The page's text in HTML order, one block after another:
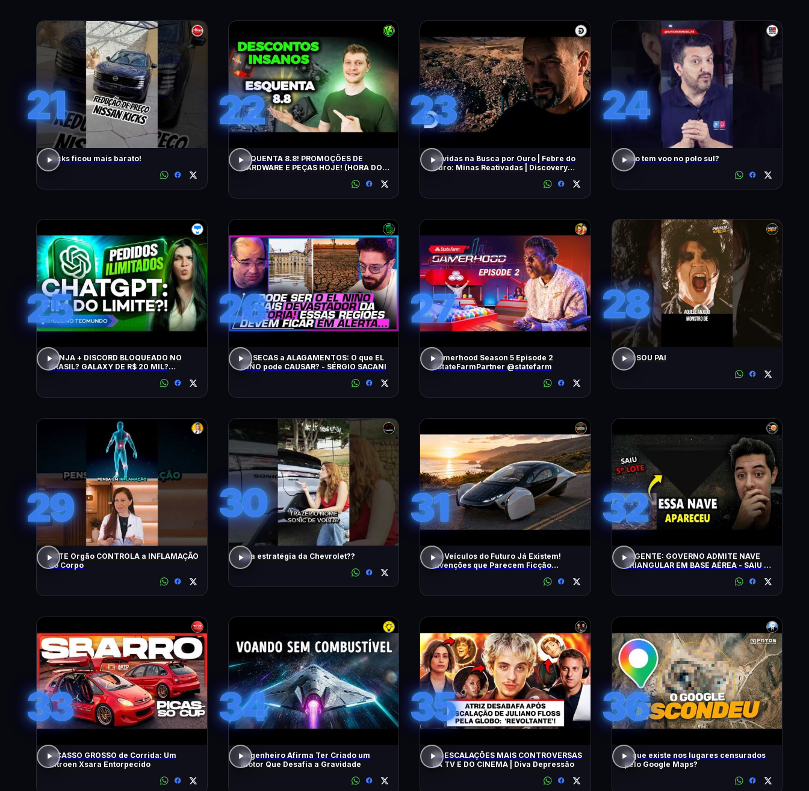
21
Kicks ficou mais barato!
22
ESQUENTA 8.8! PROMOÇÕES DE
HARDWARE E PEÇAS HOJE! (HORA DO
23
Dúvidas na Busca por Ouro | Febre do
Ouro: Minas Reativadas | Discovery
24
Não tem voo no polo sul?
25
JANJA + DISCORD BLOQUEADO NO
BRASIL? GALAXY DE R$ 20 MIL?
26
De SECAS a ALAGAMENTOS: O que EL
NIÑO pode CAUSAR? - SÉRGIO SACANI
27
Gamerhood Season 5 Episode 2
#StateFarmPartner @statefarm
28
EU SOU PAI
29
ESTE Orgão CONTROLA a INFLAMAÇÃO
do Corpo
30
Boa estratégia da Chevrolet??
31
Os Veículos do Futuro Já Existem!
Invenções que Parecem Ficção
32
URGENTE: GOVERNO ADMITE NAVE
TRIANGULAR EM BASE AÉREA - SAIU O
33
PICASSO GROSSO de Corrida: Um
Citroen Xsara Entorpecido
34
Engenheiro Afirma Ter Criado um
Motor Que Desafia a Gravidade
35
AS ESCALAÇÕES MAIS CONTROVERSAS
DA TV E DO CINEMA | Diva Depressão
36
O que existe nos lugares censurados
pelo Google Maps?